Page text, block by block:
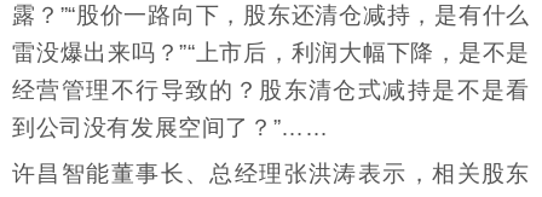
露？”“股价一路向下，股东还清仓减持，是有什么
雷没爆出来吗？”“上市后，利润大幅下降，是不是
经营管理不行导致的？股东清仓式减持是不是看
到公司没有发展空间了？”……
许昌智能董事长、总经理张洪涛表示，相关股东